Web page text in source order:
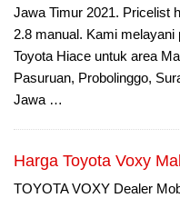
Jawa Timur 2021. Pricelist
2.8 manual. Kami
Toyota Hiace untuk area
Pasuruan, Probolinggo,
Jawa …
Harga Toyota Voxy
TOYOTA VOXY Dealer